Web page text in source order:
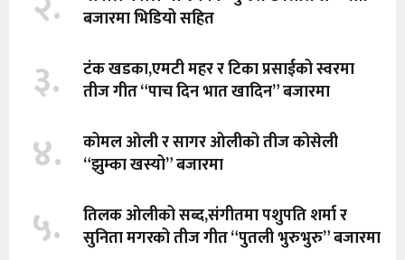
बजारमा भिडियो सहित
३.
टंक खडका,एमटी महर र टिका प्रसाईको स्वरमा
तीज गीत “पाच दिन भात खादिन” बजारमा
४.
कोमल ओली र सागर ओलीको तीज कोसेली
“झुम्का खस्यो” बजारमा
५.
तिलक ओलीको सब्द,संगीतमा पशुपति शर्मा र
सुनिता मगरको तीज गीत “पुतली भुरुभुरु” बजारमा